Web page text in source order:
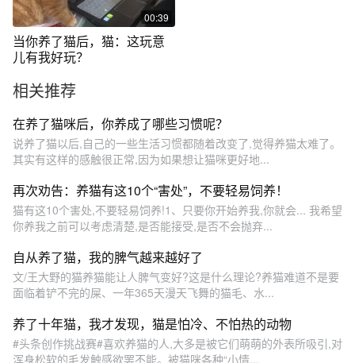
00:39
当你养了猫后，猫：这玩意
儿有我好玩？
相关推荐
在养了猫咪后，你养成了哪些习惯呢？
说养了猫以后,自己的一些生活习惯都随着改变了,觉得养猫太难了。
其实有这样的感触很正常,因为如果想让猫咪更好地...
再次劝告：养猫有这10个“害处”，不要轻易饲养！
猫有这10个害处,不要轻易饲养!1、只要你开始养我,你就会... 我希望
你养我之前可以考虑清楚,是否能接受,是否不会抛弃...
自从养了猫，我的脾气越来越好了
文/王大野的猫养猫能让人脾气变好?这是什么理论?养猫难道不是要
面临着铲不完的屎、一年365天漫天飞舞的猫毛、水...
养了十年猫，我才发现，猫是怕冷、不怕热的动物
#头条创作挑战赛#喜欢养猫的人,大多是被它们萌萌的外表所吸引,对
浑身松软的毛发触感欲罢不能。被猫咪各种“小情...